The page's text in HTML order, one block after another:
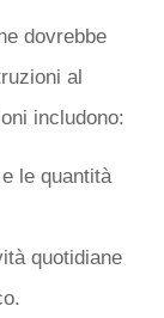
dovrebbe
al
includono:
le quantità
quotidiane